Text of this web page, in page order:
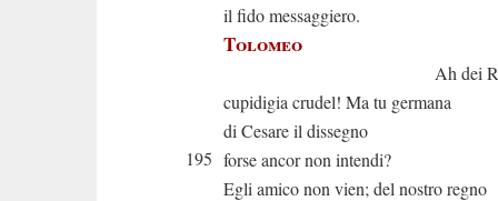
il fido messaggiero.
Tolomeo
Ah dei
cupidigia crudel! Ma tu germana
di Cesare il dissegno
195 forse ancor non intendi?
Egli amico non vien; del nostro regno